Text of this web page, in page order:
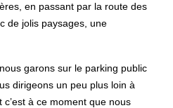
en passant par la route des
de jolis paysages, une
garons sur le parking public
dirigeons un peu plus loin à
c’est à ce moment que nous